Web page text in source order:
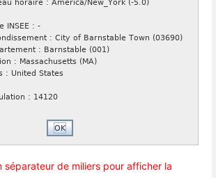
de miliers pour afficher la